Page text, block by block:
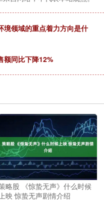
境领域的重点着力方向是什
额同比下降12%
略股 《惊蛰无声》什么时候
上映 惊蛰无声剧情介绍